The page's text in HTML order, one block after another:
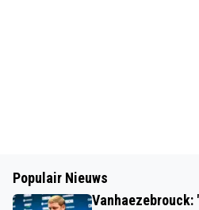
Populair Nieuws